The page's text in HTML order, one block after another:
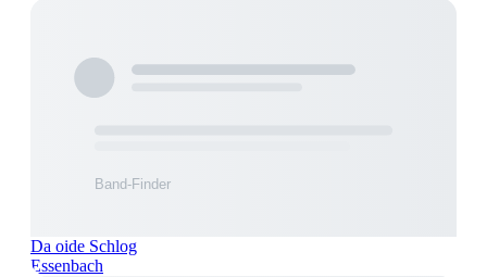
Da oide Schlog
Essenbach